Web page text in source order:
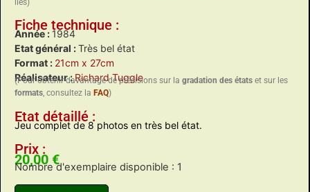
liés)
Fiche technique :
Année : 1984
Etat général :Très bel état
Format : 21cm x 27cm
Réalisateur :Richard Tuggle
(Pour obtenir davantage de précisions sur la gradation des états et sur les
formats, consultez la FAQ)
Etat détaillé :
Jeu complet de 8 photos en très bel état.
Prix :
20,00 €
Nombre d'exemplaire disponible : 1